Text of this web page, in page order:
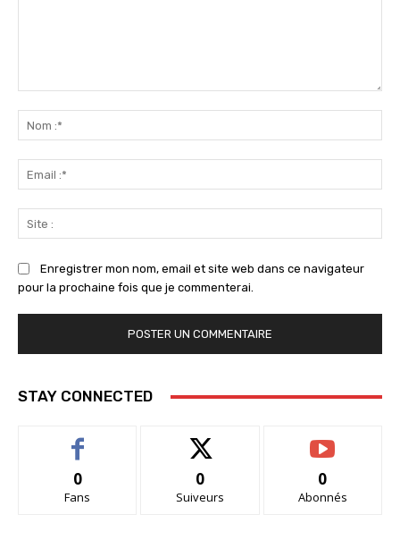
:*
:*
:
Enregistrer mon nom, email et site web dans ce navigateur
pour la prochaine fois que je commenterai.
STAY CONNECTED
0
Fans
0
Suiveurs
0
Abonnés